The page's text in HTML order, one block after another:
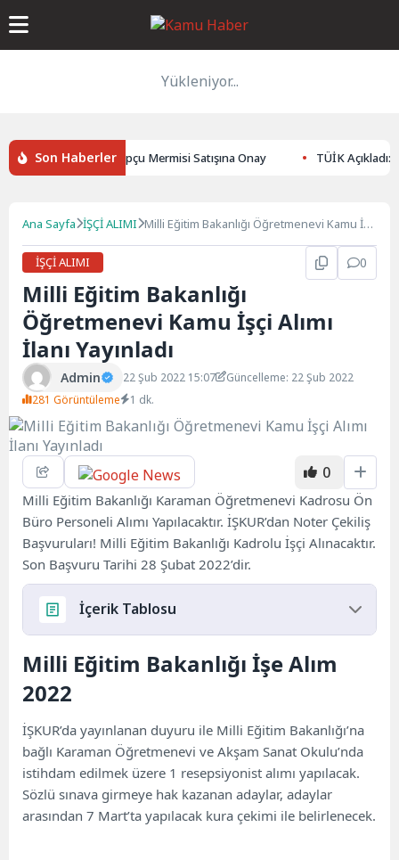
Yükleniyor...
Son Haberler
Milyon Dolarlık Topçu Mermisi Satışına Onay TÜİK Açıkladı:
Ana Sayfa İŞÇİ ALIMI Milli Eğitim Bakanlığı Öğretmenevi Kamu İşçi
İŞÇİ ALIMI
0
Milli Eğitim Bakanlığı
Öğretmenevi Kamu İşçi Alımı
İlanı Yayınladı
Admin 22 Şub 2022 15:07
Güncelleme: 22 Şub 2022
281 Görüntüleme
1 dk.
0
Milli Eğitim Bakanlığı Karaman Öğretmenevi Kadrosu Ön
Büro Personeli Alımı Yapılacaktır. İŞKUR’dan Noter Çekiliş
Başvuruları! Milli Eğitim Bakanlığı Kadrolu İşçi Alınacaktır.
Son Başvuru Tarihi 28 Şubat 2022’dir.
İçerik Tablosu
Milli Eğitim Bakanlığı İşe Alım 2022
MEB Karaman Öğretmenevi İşe Alım Başvuru
Tarihleri
Milli Eğitim Bakanlığı İşe Alım
2022
İŞKUR’da yayınlanan duyuru ile Milli Eğitim Bakanlığı’na
bağlı Karaman Öğretmenevi ve Akşam Sanat Okulu’nda
istihdam edilmek üzere 1 resepsiyonist alımı yapılacak.
Sözlü sınava girmeye hak kazanan adaylar, adaylar
arasından 7 Mart’ta yapılacak kura çekimi ile belirlenecek.